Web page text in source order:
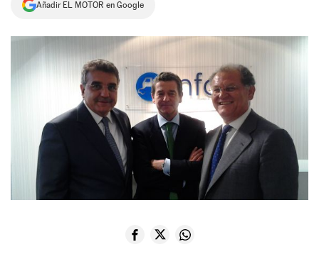
Añadir EL MOTOR en Google